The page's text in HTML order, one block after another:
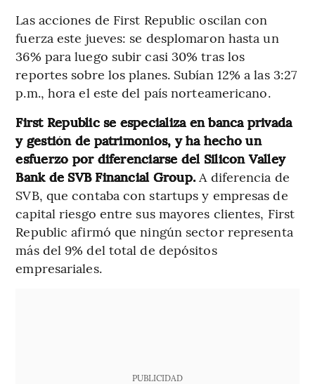
Las acciones de First Republic oscilan con
fuerza este jueves: se desplomaron hasta un
36% para luego subir casi 30% tras los
reportes sobre los planes. Subían 12% a las 3:27
p.m., hora el este del país norteamericano.
First Republic se especializa en banca privada
y gestión de patrimonios, y ha hecho un
esfuerzo por diferenciarse del Silicon Valley
Bank de SVB Financial Group.A diferencia de
SVB, que contaba con startups y empresas de
capital riesgo entre sus mayores clientes, First
Republic afirmó que ningún sector representa
más del 9% del total de depósitos
empresariales.
PUBLICIDAD